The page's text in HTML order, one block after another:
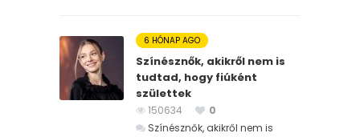
6 HÓNAP AGO
Színésznők, akikről nem is
tudtad, hogy fiúként
születtek
150634
0
Színésznők, akikről nem is